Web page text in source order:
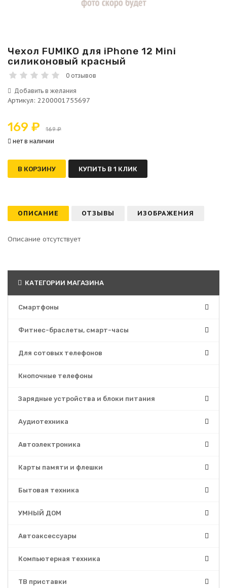
Чехол FUMIKO для iPhone 12 Mini
силиконовый красный
0 отзывов
Артикул: 2200001755697
169 ₽ 169 ₽
нет в наличии
В КОРЗИНУ КУПИТЬ В 1 КЛИК
ОПИСАНИЕ ОТЗЫВЫ ИЗОБРАЖЕНИЯ
Описание отсутствует
КАТЕГОРИИ МАГАЗИНА
Смартфоны
Фитнес-браслеты, смарт-часы
Для сотовых телефонов
Кнопочные телефоны
Зарядные устройства и блоки питания
Аудиотехника
Автоэлектроника
Карты памяти и флешки
Бытовая техника
УМНЫЙ ДОМ
Автоаксессуары
Компьютерная техника
ТВ приставки